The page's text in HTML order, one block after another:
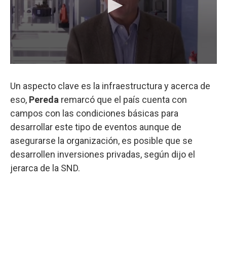
Un aspecto clave es la infraestructura y acerca de
eso, Pereda remarcó que el país cuenta con
campos con las condiciones básicas para
desarrollar este tipo de eventos aunque de
asegurarse la organización, es posible que se
desarrollen inversiones privadas, según dijo el
jerarca de la SND.